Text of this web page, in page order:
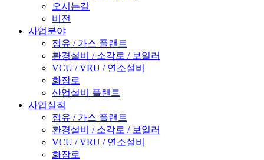
오시는길
비전
사업분야
정유 / 가스 플랜트
환경설비 / 소각로 / 보일러
VCU / VRU / 연소설비
화장로
산업설비 플랜트
사업실적
정유 / 가스 플랜트
환경설비 / 소각로 / 보일러
VCU / VRU / 연소설비
화장로